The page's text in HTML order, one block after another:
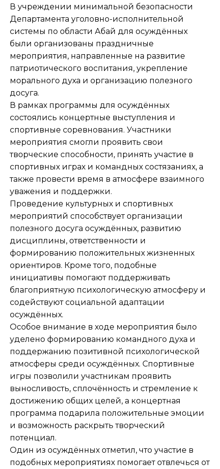
В учреждении минимальной безопасности
Департамента уголовно-исполнительной
системы по области Абай для осуждённых
были организованы праздничные
мероприятия, направленные на развитие
патриотического воспитания, укрепление
морального духа и организацию полезного
досуга.
В рамках программы для осуждённых
состоялись концертные выступления и
спортивные соревнования. Участники
мероприятия смогли проявить свои
творческие способности, принять участие в
спортивных играх и командных состязаниях, а
также провести время в атмосфере взаимного
уважения и поддержки.
Проведение культурных и спортивных
мероприятий способствует организации
полезного досуга осуждённых, развитию
дисциплины, ответственности и
формированию положительных жизненных
ориентиров. Кроме того, подобные
инициативы помогают поддерживать
благоприятную психологическую атмосферу и
содействуют социальной адаптации
осуждённых.
Особое внимание в ходе мероприятия было
уделено формированию командного духа и
поддержанию позитивной психологической
атмосферы среди осуждённых. Спортивные
игры позволили участникам проявить
выносливость, сплочённость и стремление к
достижению общих целей, а концертная
программа подарила положительные эмоции
и возможность раскрыть творческий
потенциал.
Один из осуждённых отметил, что участие в
подобных мероприятиях помогает отвлечься от